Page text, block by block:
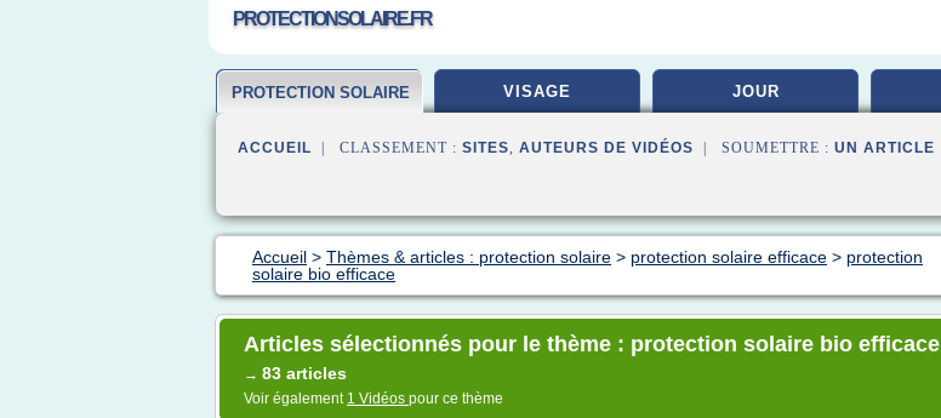
PROTECTIONSOLAIRE.FR
PROTECTION SOLAIRE VISAGE JOUR
ACCUEIL | CLASSEMENT : SITES, AUTEURS DE VIDÉOS | SOUMETTRE : UN ARTICLE
Accueil > Thèmes & articles : protection solaire > protection solaire efficace > protection
solaire bio efficace
Articles sélectionnés pour le thème : protection solaire bio efficace
→ 83 articles
Voir également 1 Vidéos pour ce thème